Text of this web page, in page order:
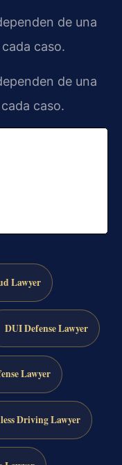
de una
caso.
de una
caso.
Lawyer
DUI Defense Lawyer
Lawyer
Driving Lawyer